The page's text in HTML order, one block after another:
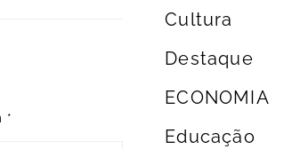
*
Cultura
Destaque
ECONOMIA
Educação